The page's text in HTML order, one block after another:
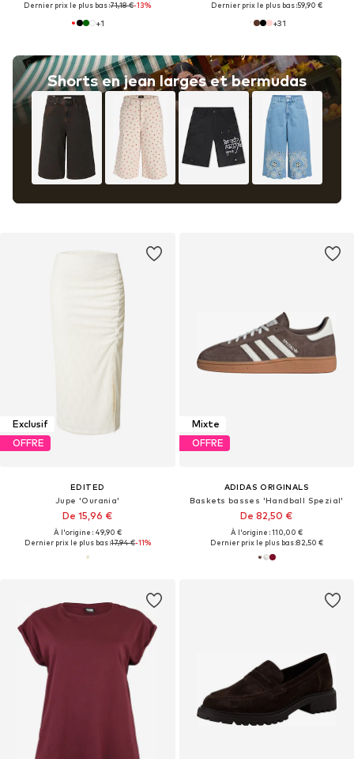
Dernier prix le plus bas :71,18 €-13%
+1
Dernier prix le plus bas :59,90 €
+31
Shorts en jean larges et bermudas
Exclusif
OFFRE
EDITED
Jupe 'Ourania'
De 15,96 €
À l'origine : 49,90 €
Dernier prix le plus bas :17,94 €-11%
Mixte
OFFRE
ADIDAS ORIGINALS
Baskets basses 'Handball Spezial'
De 82,50 €
À l'origine : 110,00 €
Dernier prix le plus bas :82,50 €